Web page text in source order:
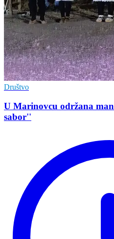
Društvo
U Marinovcu održana
sabor''